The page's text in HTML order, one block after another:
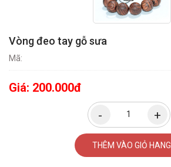
Vòng đeo tay gỗ sưa
Mã:
Giá: 200.000đ
THÊM VÀO GIỎ HANG